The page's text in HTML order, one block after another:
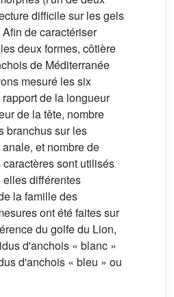
difficile sur les gels
Afin de caractériser
deux formes, côtière
de Méditerranée
mesuré les six
de la longueur
de la tête, nombre
branchus sur les
et nombre de
sont utilisés
différentes
la famille des
ont été faites sur
du golfe du Lion,
d'anchois « blanc »
d'anchois « bleu » ou